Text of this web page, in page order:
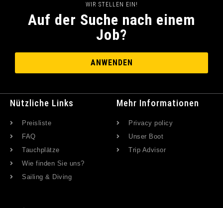
WIR STELLEN EIN!
Auf der Suche nach einem
Job?
ANWENDEN
Nützliche Links
Preisliste
FAQ
Tauchplätze
Wie finden Sie uns?
Sailing & Diving
Mehr Informationen
Privacy policy
Unser Boot
Trip Advisor